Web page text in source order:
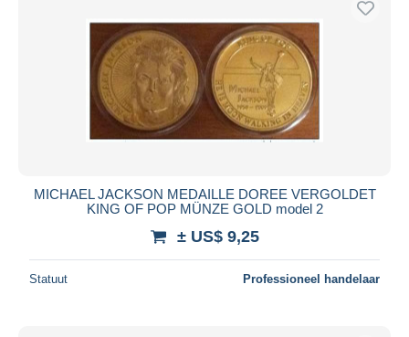
MICHAEL JACKSON MEDAILLE DOREE VERGOLDET
KING OF POP MÜNZE GOLD model 2
± US$ 9,25
Statuut Professioneel handelaar